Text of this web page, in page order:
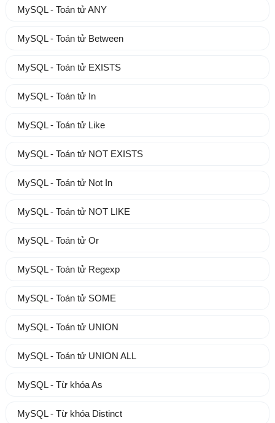
MySQL - Toán tử ANY
MySQL - Toán tử Between
MySQL - Toán tử EXISTS
MySQL - Toán tử In
MySQL - Toán tử Like
MySQL - Toán tử NOT EXISTS
MySQL - Toán tử Not In
MySQL - Toán tử NOT LIKE
MySQL - Toán tử Or
MySQL - Toán tử Regexp
MySQL - Toán tử SOME
MySQL - Toán tử UNION
MySQL - Toán tử UNION ALL
MySQL - Từ khóa As
MySQL - Từ khóa Distinct